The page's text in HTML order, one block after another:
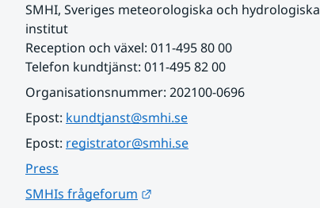
SMHI, Sveriges meteorologiska och hydrologiska
institut
Reception och växel: 011-495 80 00
Telefon kundtjänst: 011-495 82 00
Organisationsnummer: 202100-0696
Epost: kundtjanst@smhi.se
Epost: registrator@smhi.se
Press
SMHIs frågeforum